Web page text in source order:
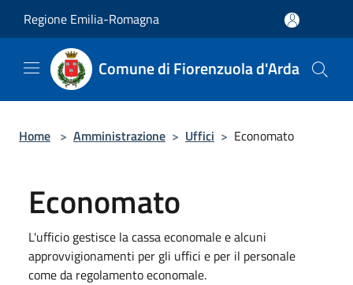
Regione Emilia-Romagna
Comune di Fiorenzuola d'Arda
Home > Amministrazione > Uffici > Economato
Economato
L'ufficio gestisce la cassa economale e alcuni
approvvigionamenti per gli uffici e per il personale
come da regolamento economale.